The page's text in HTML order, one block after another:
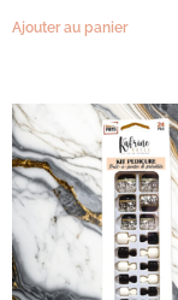
Ajouter au panier